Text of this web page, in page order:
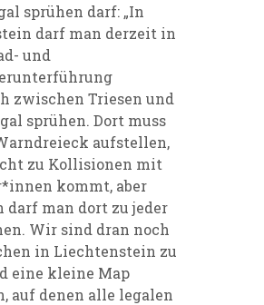
sprühen darf: „In
darf man derzeit in
und
zwischen Triesen und
sprühen. Dort muss
aufstellen,
zu Kollisionen mit
kommt, aber
darf man dort zu jeder
Wir sind dran noch
in Liechtenstein zu
eine kleine Map
auf denen alle legalen